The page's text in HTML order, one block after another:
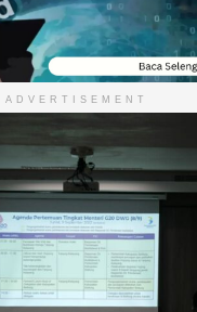
ADVERTISEMENT